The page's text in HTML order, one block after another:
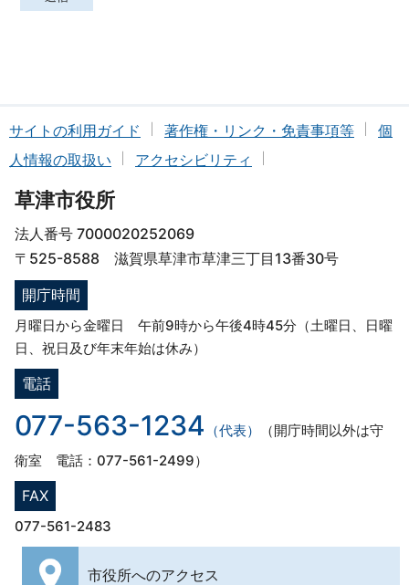
サイトの利用ガイド 著作権・リンク・免責事項等
個
人情報の取扱い
アクセシビリティ
草津市役所
法人番号 7000020252069
〒525-8588 滋賀県草津市草津三丁目13番30号
開庁時間
月曜日から金曜日 午前9時から午後4時45分（土曜日、日曜
日、祝日及び年末年始は休み）
電話
077-563-1234 （代表）
（開庁時間以外は守
衛室 電話：077-561-2499）
FAX
077-561-2483
市役所へのアクセス